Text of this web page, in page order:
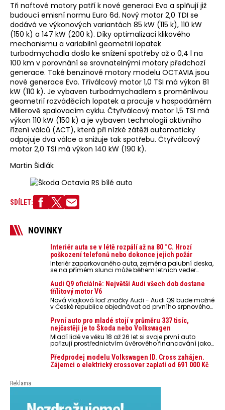
Tři naftové motory patří k nové generaci Evo a splňují již
budoucí emisní normu Euro 6d. Nový motor 2,0 TDI se
dodává ve výkonových variantách 85 kW (115 k), 110 kW
(150 k) a 147 kW (200 k). Díky optimalizaci klikového
mechanismu a variabilní geometrii lopatek
turbodmychadla došlo ke snížení spotřeby až o 0,4 l na
100 km v porovnání se srovnatelnými motory předchozí
generace. Také benzinové motory modelu OCTAVIA jsou
nové generace Evo. Tříválcový motor 1,0 TSI má výkon 81
kW (110 k). Je vybaven turbodmychadlem s proměnlivou
geometrií rozváděcích lopatek a pracuje v hospodárném
Millerově spalovacím cyklu. Čtyřválcový motor 1,5 TSI má
výkon 110 kW (150 k) a je vybaven technologií aktivního
řízení válců (ACT), která při nízké zátěži automaticky
odpojuje dva válce a snižuje tak spotřebu. Čtyřválcový
motor 2,0 TSI má výkon 140 kW (190 k).
Martin Šidlák
SDÍLET:
NOVINKY
Interiér auta se v létě rozpálí až na 80 °C. Hrozí
poškození telefonů nebo dokonce jejich požár
Interiér zaparkovaného auta, zejména palubní deska,
se na přímém slunci může během letních veder
nebezpečí pro odložené mobilní telefony, powerbanky
nebo notebooky. Můžou urychlit stárnutí baterií,
poškodit elektroniku a ve výjimečných případech i
zvýšit riziko požáru.
Audi Q9 oficiálně: Největší Audi všech dob dostane
třílitový motor V6
Nová vlajková loď značky Audi - Audi Q9 bude možné
v České republice objednávat od prvního srpnového
První auto pro mladé stojí v průměru 337 tisíc,
nejčastěji je to Škoda nebo Volkswagen
Mladí lidé ve věku 18 až 26 let si svoje první auto
pořizují prostřednictvím úvěrového financování jako
auto. Průměrná pořizovací cena vozu dosahuje 337
tisíc korun a průměrná financovaná částka
přesahuje 251 tisíc korun. Vyplývá to z dat Leasingu
Předprodej modelu Volkswagen ID. Cross zahájen.
Zájemci o elektrický crossover zaplatí od 691 000 Kč
Reklama